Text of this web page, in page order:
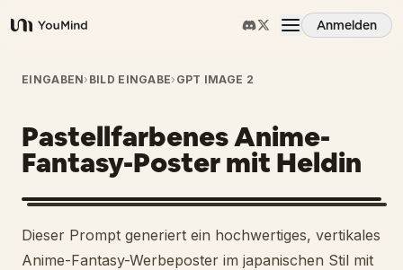
YouMind
Anmelden
Übersicht
Anwendungsfälle
Fähigkeiten
Prompts
EINGABEN› BILD EINGABE› GPT IMAGE 2
Pastellfarbenes Anime-
Fantasy-Poster mit Heldin
Dieser Prompt generiert ein hochwertiges, vertikales
Anime-Fantasy-Werbeposter im japanischen Stil mit